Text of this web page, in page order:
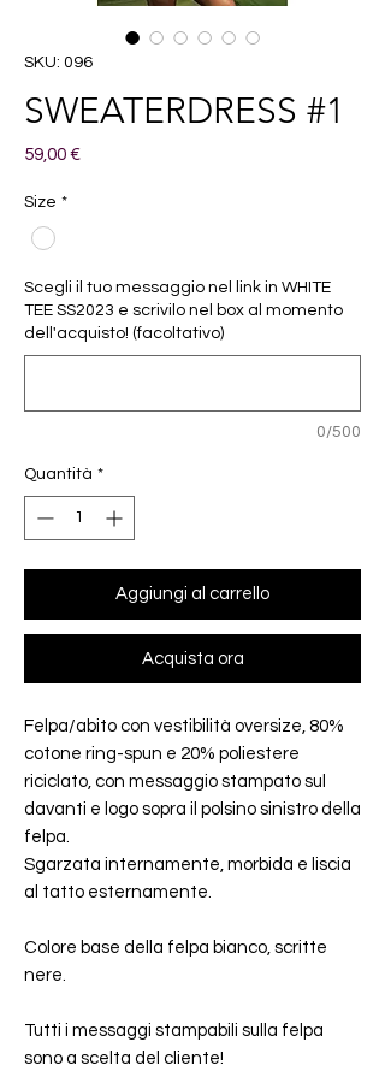
SKU: 096
SWEATERDRESS #1
59,00 €Prezzo
Size *
Scegli il tuo messaggio nel link in WHITE
TEE SS2023 e scrivilo nel box al momento
dell'acquisto! (facoltativo)
0/500
Quantità *
Aggiungi al carrello
Acquista ora
Felpa/abito con vestibilità oversize, 80%
cotone ring-spun e 20% poliestere
riciclato, con messaggio stampato sul
davanti e logo sopra il polsino sinistro della
felpa.
Sgarzata internamente, morbida e liscia
al tatto esternamente.
Colore base della felpa bianco, scritte
nere.
Tutti i messaggi stampabili sulla felpa
sono a scelta del cliente!